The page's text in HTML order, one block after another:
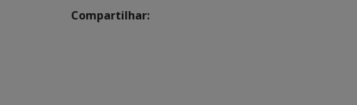
Compartilhar: